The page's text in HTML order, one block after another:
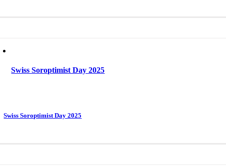
Swiss Soroptimist Day 2025
Swiss Soroptimist Day 2025